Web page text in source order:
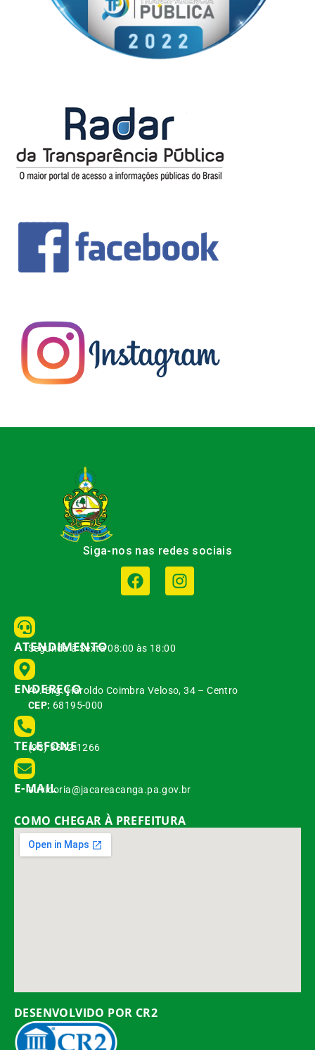
Siga-nos nas redes sociais
ATENDIMENTO
Segunda à Sexta 08:00 às 18:00
ENDEREÇO
Av. Brg. Haroldo Coimbra Veloso, 34 – Centro
CEP: 68195-000
TELEFONE
(93) 3542-1266
E-MAIL
ouvidoria@jacareacanga.pa.gov.br
COMO CHEGAR À PREFEITURA
DESENVOLVIDO POR CR2